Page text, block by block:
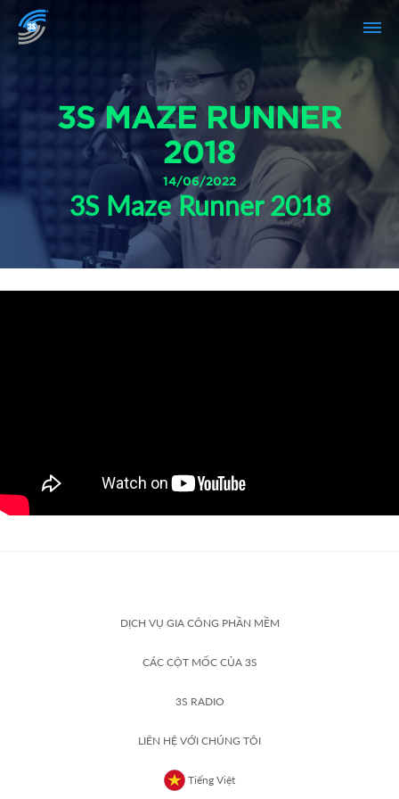
3S MAZE RUNNER
2018
14/06/2022
3S Maze Runner 2018
DỊCH VỤ GIA CÔNG PHẦN MỀM
CÁC CỘT MỐC CỦA 3S
3S RADIO
LIÊN HỆ VỚI CHÚNG TÔI
Tiếng Việt